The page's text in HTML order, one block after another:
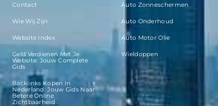
Contact
Wie Wij Zijn
Website Index
Geld Verdienen Met Je
Website: Jouw Complete
Gids
Backlinks Kopen In
Nederland: Jouw Gids Naar
Betere Online
Zichtbaarheid
Auto Zonneschermen
Auto Onderhoud
Auto Motor Olie
Wieldoppen